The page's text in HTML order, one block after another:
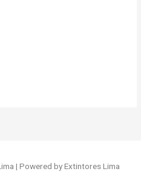
| Powered by Extintores Lima